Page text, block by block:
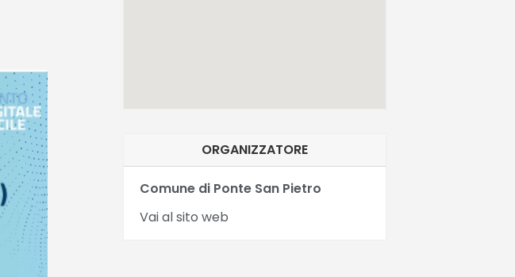
ORGANIZZATORE
Comune di Ponte San Pietro
Vai al sito web